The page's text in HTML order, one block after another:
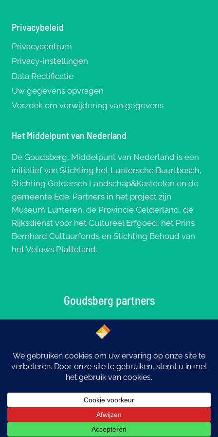
Privacybeleid
Privacycentrum
Privacy-instellingen
Data Rectificatie
Uw gegevens opvragen
Verzoek om verwijdering van gegevens
Het Middelpunt van Nederland
De Goudsberg, Middelpunt van Nederland is een
initiatief van Stichting het Luntersche Buurtbosch,
Stichting Geldersch Landschap&Kasteelen en de
gemeente Ede. Partners in het project zijn
Museum Lunteren, de Provincie Gelderland, de
Rijksdienst voor het Cultureel Erfgoed, het Prins
Bernhard Cultuurfonds en Stichting Behoud van
het Veluws Platteland.
Goudsberg partners
© 2026 Goudsberg: Middelpunt van Nederland |
eYe-graphics